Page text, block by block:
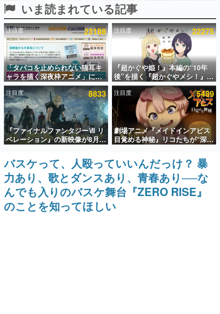
殿堂入り記事
SNS拡散数が数千以上！ ページビュー数万以上！ などな
ど。多くの人々に読まれた、電ファミ渾身の“殿堂入り”記
事をまとめました。
ゲームの企画書
名作ゲームクリエイターの方々に製作時のエピソードをお
聞きし、ヒットする企画（ゲーム）とは何か？を探ってい
きます。
赫本
この物語を解いてはいけない。『赫本』は、〈試験問題〉
の形をした短編ホラー小説集です。
新世代に訊く
これからのデジタルゲーム市場を担う若きクリエイター達
の姿を追い、彼らのルーツと情熱を探っていきます。
ゲーム世代の作家たち
ゲームに多大な影響を受けた作家さんに取材し、ゲームが
日本のコンテンツ産業やカルチャーに与えた影響を探る企
画です。
日本モバイルゲーム産業史
日本のモバイルゲーム史における主要なトピック・タイト
いま読まれている記事
注目度 23188
「タバコを止められない猫耳キ
ャラを描く深夜枠アニメ」に視
聴者の一部から批判意見。違法
薬物の使用と思しき描写も含め
て、BPOが議論を交わす
注目度 22275
『超かぐや姫！』本編の“10年
後”を描く『超かぐやメシ！』
Web連載決定。新たなWebマン
ガレーベル「ビビビコミック」
にて特別話が掲載スタート、あ
のお話には…まだ続きがある！
注目度 8833
『ファイナルファンタジーⅦ リ
ベレーション』の新映像が8月
26日早朝に公開へ。『FF7』リ
メイクシリーズの完結編、
「gamescom」のオープニング
ナイトライブにてディレクター
の浜口直樹氏が登壇する予定
注目度 5489
劇場アニメ『メイドインアビス
目覚める神秘』リコたちが“深界
七層”へ進む予告映像が公開。新
キャストも発表、テパステは諸
星すみれさん、クラヴァリは星
野貴紀さんが担当する
バスケって、人殴っていいんだっけ？ 暴
力あり、歌とダンスあり、青春あり──な
んでも入りのバスケ舞台『ZERO RISE』
のことを知ってほしい